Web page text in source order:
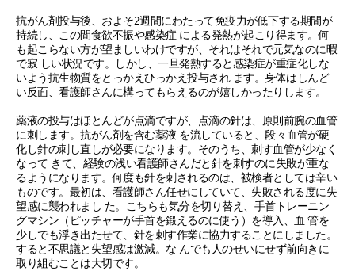
抗がん剤投与後、およそ2週間にわたって免疫力が低下する期間が
持続し、この間食欲不振や感染症 による発熱が起こり得ます。何
も起こらない方が望ましいわけですが、それはそれで元気なのに暇
で寂 しい状況です。しかし、一旦発熱すると感染症が重症化しな
いよう抗生物質をとっかえひっかえ投与され ます。身体はしんど
い反面、看護師さんに構ってもらえるのが嬉しかったりします。
薬液の投与はほとんどが点滴ですが、点滴の針は、原則前腕の血管
に刺します。抗がん剤を含む薬液 を流していると、段々血管が硬
化し針の刺し直しが必要になります。そのうち、刺す血管が少なく
なって きて、経験の浅い看護師さんだと針を刺すのに失敗が重な
るようになります。何度も針を刺されるのは、被検者としては辛い
ものです。最初は、看護師さん任せにしていて、失敗される度に失
望感に襲われまし た。こちらも気分を切り替え、手首トレーニン
グマシン（ピッチャーが手首を鍛えるのに使う）を導入、血 管を
少しでも浮き出たせて、針を刺す作業に協力することにしました。
すると不思議と失望感は激減。な んでも人のせいにせず前向きに
取り組むことは大切です。